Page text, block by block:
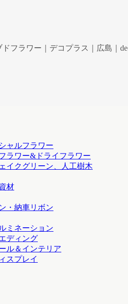
フラワー｜デコプラス｜広島｜
ャルフラワー
ラワー&ドライフラワー
イクグリーン、人工樹木
材
・納車リボン
ミネーション
ディング
ル＆インテリア
スプレイ